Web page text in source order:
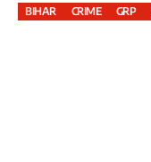
BIHAR CRIME GRP